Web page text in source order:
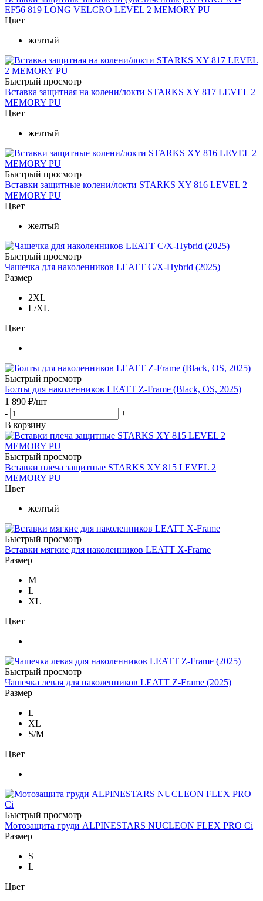
EF56 819 LONG VELCRO LEVEL 2 MEMORY PU
Цвет
желтый
Быстрый просмотр
Вставка защитная на колени/локти STARKS XY 817 LEVEL 2
MEMORY PU
Цвет
желтый
Быстрый просмотр
Вставки защитные колени/локти STARKS XY 816 LEVEL 2
MEMORY PU
Цвет
желтый
Быстрый просмотр
Чашечка для наколенников LEATT C/X-Hybrid (2025)
Размер
2XL
L/XL
Цвет
Быстрый просмотр
Болты для наколенников LEATT Z-Frame (Black, OS, 2025)
1 890 ₽/шт
-
+
В корзину
Быстрый просмотр
Вставки плеча защитные STARKS XY 815 LEVEL 2
MEMORY PU
Цвет
желтый
Быстрый просмотр
Вставки мягкие для наколенников LEATT X-Frame
Размер
M
L
XL
Цвет
Быстрый просмотр
Чашечка левая для наколенников LEATT Z-Frame (2025)
Размер
L
XL
S/M
Цвет
Быстрый просмотр
Мотозащита груди ALPINESTARS NUCLEON FLEX PRO Ci
Размер
S
L
Цвет